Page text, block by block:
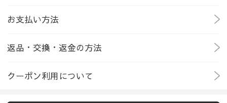
お支払い方法
返品・交換・返金の方法
クーポン利用について